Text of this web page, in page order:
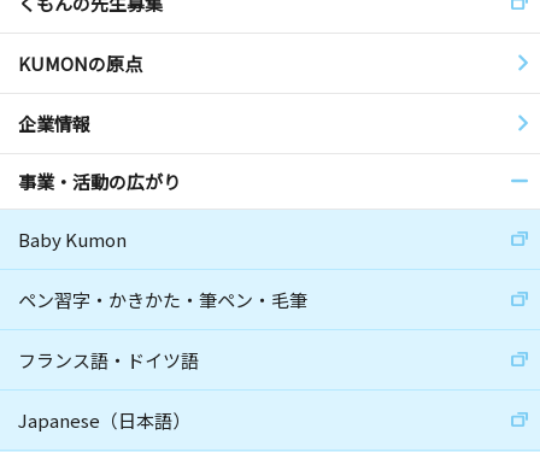
KUMONの原点
企業情報
事業・活動の広がり
Baby Kumon
ペン習字・かきかた・筆ペン・毛筆
フランス語・ドイツ語
Japanese（日本語）